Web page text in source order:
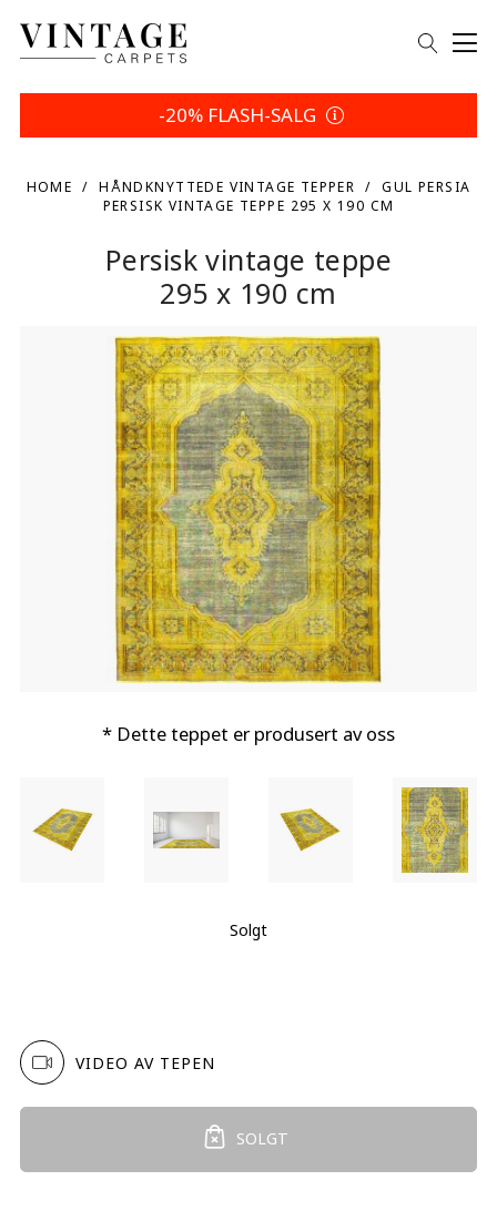
-20% FLASH-SALG
HOME HÅNDKNYTTEDE VINTAGE TEPPER
GUL PERSIA
PERSISK VINTAGE TEPPE 295 X 190 CM
Persisk vintage teppe
295 x 190 cm
* Dette teppet er produsert av oss
Solgt
VIDEO AV TEPEN
SOLGT